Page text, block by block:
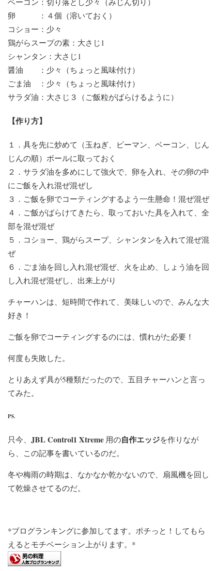
卵 ：４個（溶いておく）
コショー：少々
鶏がらスープの素：大さじ1
シャンタン：大さじ1
醤油 ：少々（ちょっと風味付け）
ごま油 ：少々（ちょっと風味付け）
サラダ油：大さじ３（ご飯粒がばらけるように）
【作り方】
１．具を先に炒めて（玉ねぎ、ピーマン、ベーコン、じん
じんの順）ボールに取っておく
２．サラダ油を多めにして強火で、卵を入れ、その卵の中
にご飯を入れ混ぜ混ぜし
３．ご飯を卵でコーティングするよう一生懸命！混ぜ混ぜ
４．ご飯がばらけてきたら、取っておいた具を入れて、全
部を混ぜ混ぜ
５．コショー、鶏がらスープ、シャンタンを入れて混ぜ混
ぜ
６．ごま油を回し入れ混ぜ混ぜ、火を止め、しょう油を回
し入れ混ぜ混ぜし、出来上がり
チャーハンは、短時間で作れて、美味しいので、みんな大
好き！
ご飯を卵でコーティングするのには、慣れがた必要！
何度も失敗した。
とりあえず具が5種類だったので、五目チャーハンと言っ
てみた。
PS.
只今、 JBL Control1 Xtreme 用の自作エッジを作りなが
ら、この記事を書いているのだ。
冬や梅雨の時期は、なかなか乾かないので、扇風機を回し
て乾燥させてるのだ。
*ブログランキングに参加してます。ポチっと！してもら
えるとモチベーション上がります。*